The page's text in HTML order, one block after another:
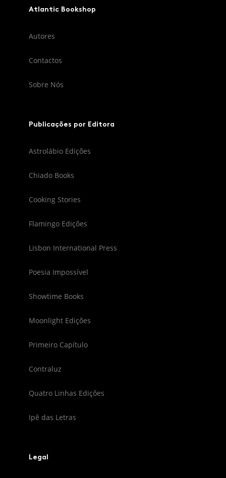
Atlantic Bookshop
Autores
Contactos
Sobre Nós
Publicações por Editora
Astrolábio Edições
Chiado Books
Cooking Stories
Flamingo Edições
Lisbon International Press
Poesia Impossível
Showtime Books
Moonlight Edições
Primeiro Capítulo
Contraluz
Quatro Linhas Edições
Ipê das Letras
Legal